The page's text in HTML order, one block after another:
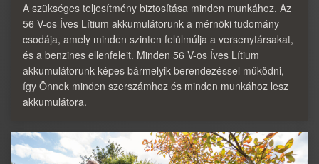
A szükséges teljesítmény biztosítása minden munkához. Az
56 V-os Íves Lítium akkumulátorunk a mérnöki tudomány
csodája, amely minden szinten felülmúlja a versenytársakat,
és a benzines ellenfeleit. Minden 56 V-os Íves Lítium
akkumulátorunk képes bármelyik berendezéssel működni,
így Önnek minden szerszámhoz és minden munkához lesz
akkumulátora.